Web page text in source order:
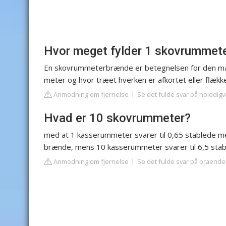
Hvor meget fylder 1
En skovrummeterbrænde er betegnelsen for den
meter og hvor træet hverken er afkortet eller
Anmodning om fjernelse Se det fulde svar på
Hvad er 10 skovrummeter?
med at 1 kasserummeter svarer til 0,65 stablede
brænde, mens 10 kasserummeter svarer til 6,5
Anmodning om fjernelse Se det fulde svar på